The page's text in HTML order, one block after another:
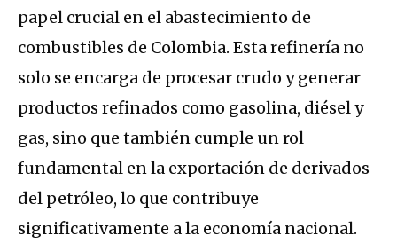
papel crucial en el abastecimiento de
combustibles de Colombia. Esta refinería no
solo se encarga de procesar crudo y generar
productos refinados como gasolina, diésel y
gas, sino que también cumple un rol
fundamental en la exportación de derivados
del petróleo, lo que contribuye
significativamente a la economía nacional.